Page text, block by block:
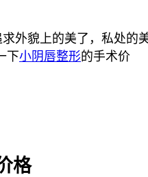
外貌上的美了，私处的
下小阴唇整形的手术价
格